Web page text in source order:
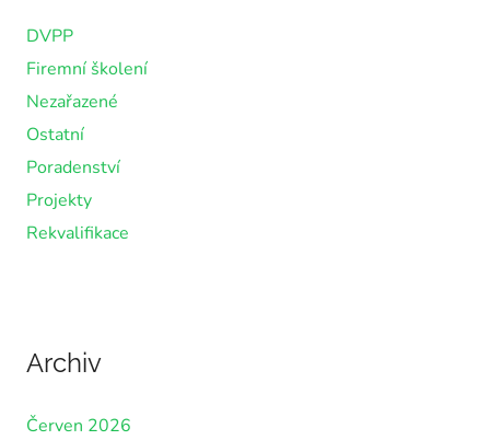
DVPP
Firemní školení
Nezařazené
Ostatní
Poradenství
Projekty
Rekvalifikace
Archiv
Červen 2026